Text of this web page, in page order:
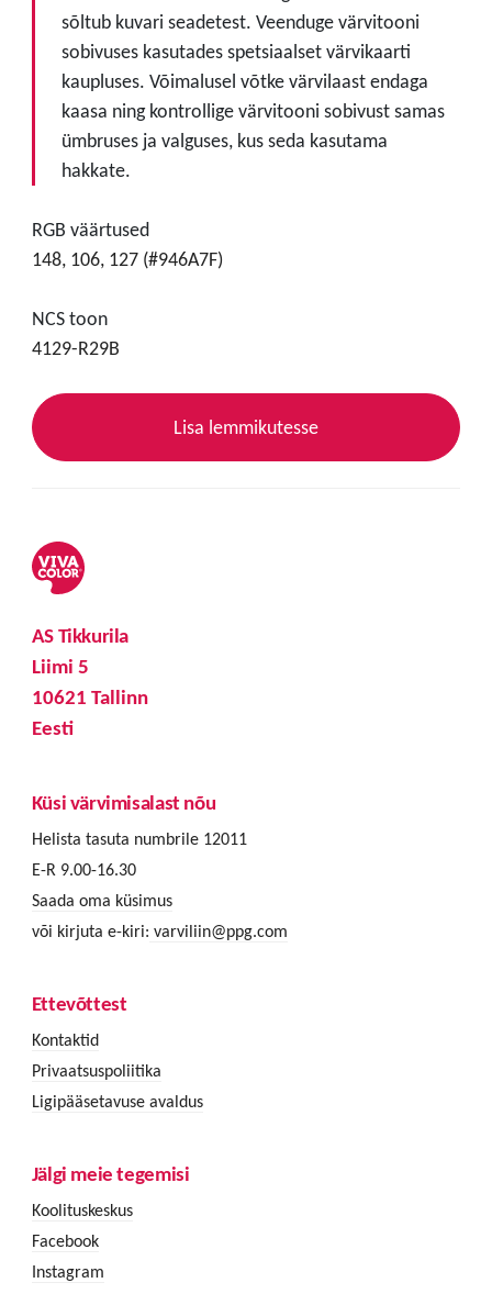
sõltub kuvari seadetest. Veenduge värvitooni
sobivuses kasutades spetsiaalset värvikaarti
kaupluses. Võimalusel võtke värvilaast endaga
kaasa ning kontrollige värvitooni sobivust samas
ümbruses ja valguses, kus seda kasutama
hakkate.
RGB väärtused
148, 106, 127 (#946A7F)
NCS toon
4129-R29B
Lisa lemmikutesse
AS Tikkurila
Liimi 5
10621 Tallinn
Eesti
Küsi värvimisalast nõu
Helista tasuta numbrile 12011
E-R 9.00-16.30
Saada oma küsimus
või kirjuta e-kiri: varviliin@ppg.com
Ettevõttest
Kontaktid
Privaatsuspoliitika
Ligipääsetavuse avaldus
Jälgi meie tegemisi
Koolituskeskus
Facebook
Instagram